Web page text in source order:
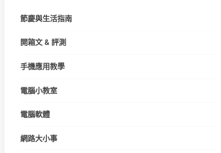
節慶與生活指南
開箱文 & 評測
手機應用教學
電腦小教室
電腦軟體
網路大小事